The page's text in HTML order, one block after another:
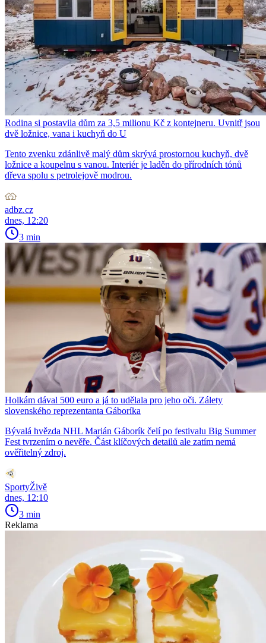
Rodina si postavila dům za 3,5 milionu Kč z kontejneru. Uvnitř jsou
dvě ložnice, vana i kuchyň do U
Tento zvenku zdánlivě malý dům skrývá prostornou kuchyň, dvě
ložnice a koupelnu s vanou. Interiér je laděn do přírodních tónů
dřeva spolu s petrolejově modrou.
adbz.cz
dnes, 12:20
3 min
Holkám dával 500 euro a já to udělala pro jeho oči. Zálety
slovenského reprezentanta Gáboríka
Bývalá hvězda NHL Marián Gáborík čelí po festivalu Big Summer
Fest tvrzením o nevěře. Část klíčových detailů ale zatím nemá
ověřitelný zdroj.
SportyŽivě
dnes, 12:10
3 min
Reklama